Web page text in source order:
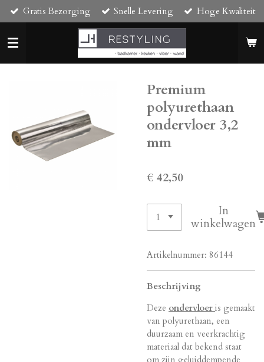
Ga
direct
naar
de
hoofdinhoud
Gratis Bezorging Snelle Levering Hoge Kwaliteit
Premium
polyurethaan
ondervloer 3,2
mm
€ 42,50
In
winkelwagen
Artikelnummer: 86144
Beschrijving
Deze ondervloer is gemaakt
van polyurethaan, een
duurzaam en veerkrachtig
materiaal dat bekend staat